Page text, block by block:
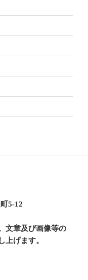
5-12
文章及び画像等の
上げます。